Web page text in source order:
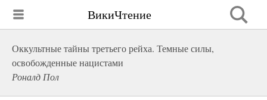
ВикиЧтение
Оккультные тайны третьего рейха. Темные силы,
освобожденные нацистами
Роналд Пол